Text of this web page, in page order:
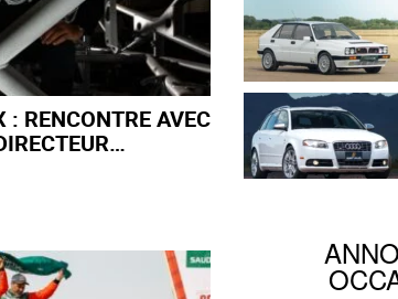
RENCONTRE AVEC